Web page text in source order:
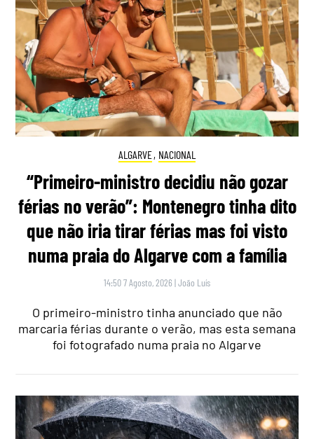
ALGARVE, NACIONAL
“Primeiro-ministro decidiu não gozar
férias no verão”: Montenegro tinha dito
que não iria tirar férias mas foi visto
numa praia do Algarve com a família
14:50 7 Agosto, 2026 |João Luís
O primeiro-ministro tinha anunciado que não
marcaria férias durante o verão, mas esta semana
foi fotografado numa praia no Algarve